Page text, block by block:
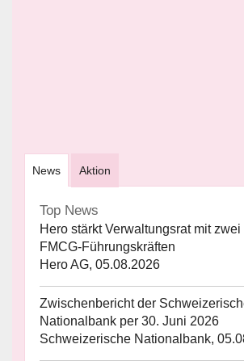
News Aktion
Top News
Hero stärkt Verwaltungsrat mit
FMCG-Führungskräften
Hero AG, 05.08.2026
Zwischenbericht der
Nationalbank per 30. Juni 2026
Schweizerische Nationalbank,